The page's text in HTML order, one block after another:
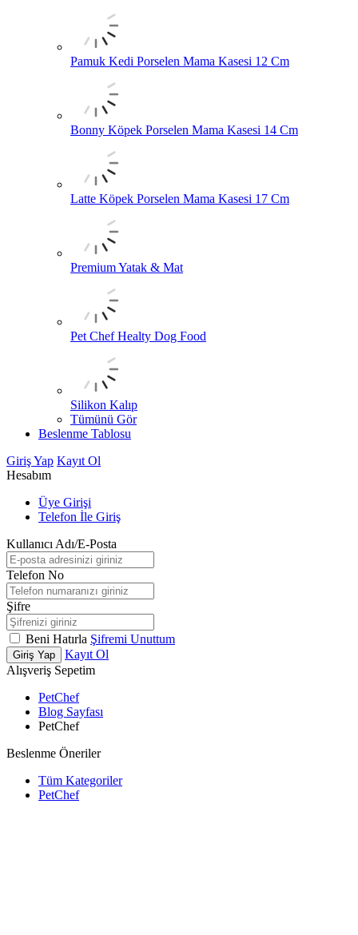
Pamuk Kedi Porselen Mama Kasesi 12 Cm
Bonny Köpek Porselen Mama Kasesi 14 Cm
Latte Köpek Porselen Mama Kasesi 17 Cm
Premium Yatak & Mat
Pet Chef Healty Dog Food
Silikon Kalıp
Tümünü Gör
Beslenme Tablosu
Giriş Yap Kayıt Ol
Hesabım
Üye Girişi
Telefon İle Giriş
Kullanıcı Adı/E-Posta
Telefon No
Şifre
Beni Hatırla Şifremi Unuttum
Giriş Yap
Kayıt Ol
Alışveriş Sepetim
PetChef
Blog Sayfası
PetChef
Beslenme Öneriler
Tüm Kategoriler
PetChef